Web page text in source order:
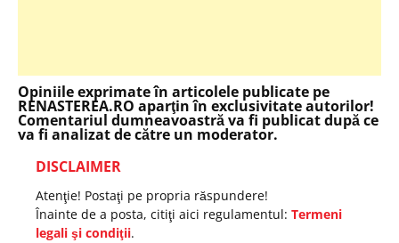
Opiniile exprimate în articolele publicate pe
RENASTEREA.RO aparţin în exclusivitate autorilor!
Comentariul dumneavoastră va fi publicat după ce
va fi analizat de către un moderator.
DISCLAIMER
Atenţie! Postaţi pe propria răspundere!
Înainte de a posta, citiţi aici regulamentul: Termeni
legali şi condiţii.